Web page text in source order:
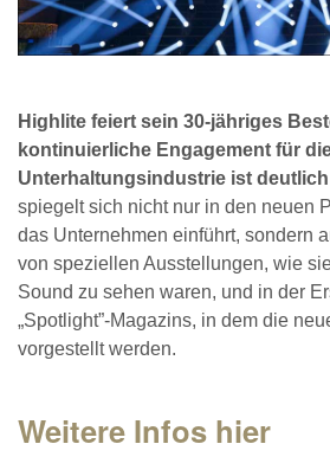
Highlite feiert sein 30-jähriges
kontinuierliche Engagement für
Unterhaltungsindustrie ist
spiegelt sich nicht nur in den neuen
das Unternehmen einführt, sondern
von speziellen Ausstellungen, wie
Sound zu sehen waren, und in der
„Spotlight”-Magazins, in dem die
vorgestellt werden.
Weitere Infos hier